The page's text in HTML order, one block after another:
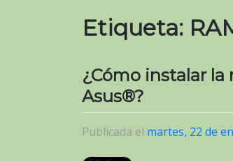
Etiqueta:
¿Cómo instalar
Asus®?
Publicada el martes, 22 de